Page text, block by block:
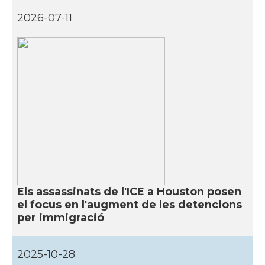
CAMON Catalans a Las Vegas
CAMON
CAMON
2026-07-11
Els assassinats de l'ICE a Houston posen
el focus en l'augment de les detencions
per immigració
2025-10-28